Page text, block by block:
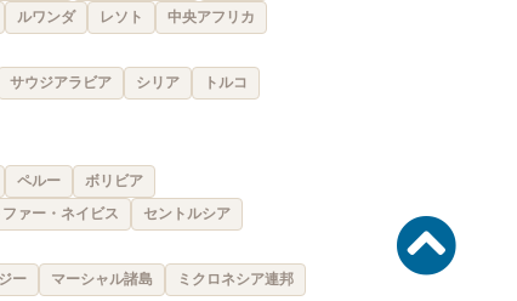
ルワンダ レソト
中央アフリカ
サウジアラビア シリア
トルコ
ペルー ボリビア
ァー・ネイビス
セントルシア
ー マーシャル諸島 ミクロネシア連邦